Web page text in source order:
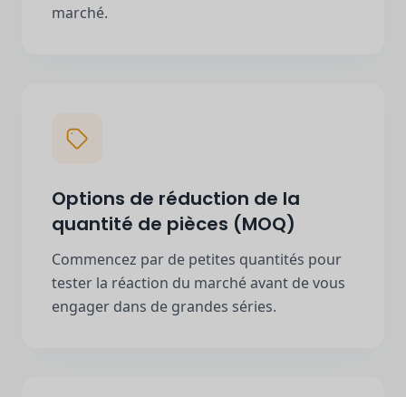
marché.
Options de réduction de la
quantité de pièces (MOQ)
Commencez par de petites quantités pour
tester la réaction du marché avant de vous
engager dans de grandes séries.